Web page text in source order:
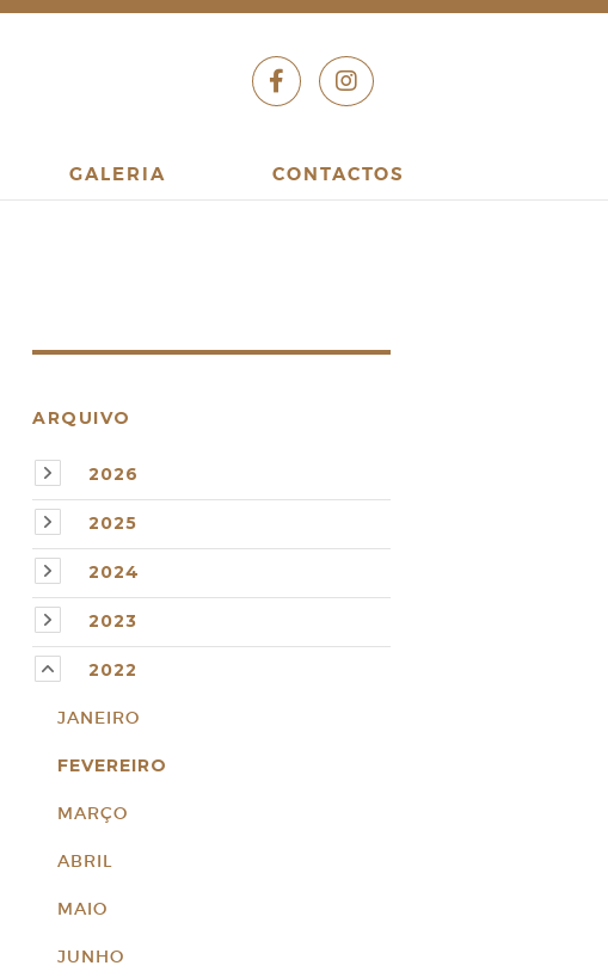
GALERIA CONTACTOS
ARQUIVO
2026
2025
2024
2023
2022
JANEIRO
FEVEREIRO
MARÇO
ABRIL
MAIO
JUNHO